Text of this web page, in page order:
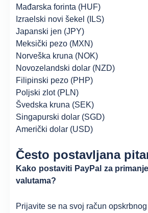
Mađarska forinta (HUF)
Izraelski novi šekel (ILS)
Japanski jen (JPY)
Meksički pezo (MXN)
Norveška kruna (NOK)
Novozelandski dolar (NZD)
Filipinski pezo (PHP)
Poljski zlot (PLN)
Švedska kruna (SEK)
Singapurski dolar (SGD)
Američki dolar (USD)
Često postavljana
Kako postaviti PayPal za
valutama?
Prijavite se na svoj račun